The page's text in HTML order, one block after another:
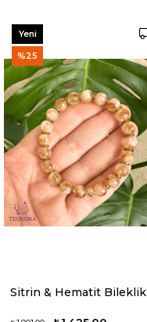
Yeni
Ürün
%25